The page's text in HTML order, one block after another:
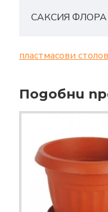
САКСИЯ
пластмасови
Подобни